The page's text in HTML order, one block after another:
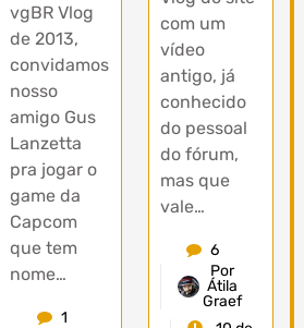
vgBR Vlog
de 2013,
convidamos
nosso
amigo Gus
Lanzetta
pra jogar o
game da
Capcom
que tem
nome…
1
com um
vídeo
antigo, já
conhecido
do pessoal
do fórum,
mas que
vale…
6
Por
Átila
Graef